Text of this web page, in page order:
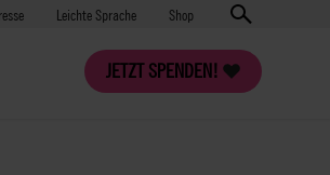
Leichte Sprache Shop
JETZT SPENDEN!